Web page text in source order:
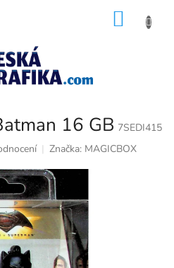
16 GB 7SEDI415
Značka: MAGICBOX